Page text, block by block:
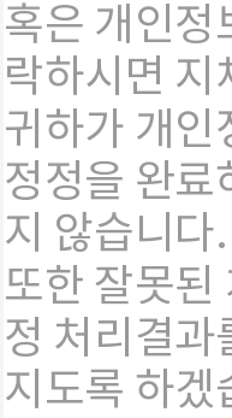
혹은 개인정
락하시면
귀하가 개인
정정을 완료
지 않습니다.
또한 잘못된
정 처리결과
지도록 하겠